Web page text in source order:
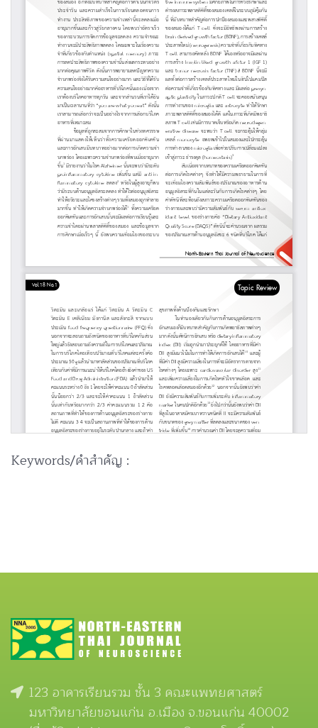
Keywords/คำสำคัญ :
123 อาคารเรียนรวม ชั้น 3 คณะแพทยศาสตร์
มหาวิทยาลัยขอนแก่น อ.เมือง จ.ขอนแก่น 40002